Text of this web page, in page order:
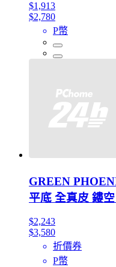
$1,913
$2,780
P幣
GREEN
平底 全真皮 鏤
$2,243
$3,580
折價券
P幣